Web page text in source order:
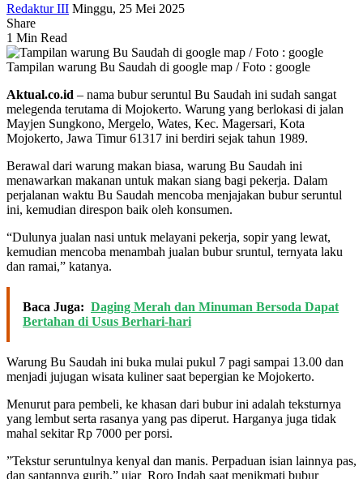
Redaktur III Minggu, 25 Mei 2025
Share
1 Min Read
Tampilan warung Bu Saudah di google map / Foto : google
Aktual.co.id – nama bubur seruntul Bu Saudah ini sudah sangat
melegenda terutama di Mojokerto. Warung yang berlokasi di jalan
Mayjen Sungkono, Mergelo, Wates, Kec. Magersari, Kota
Mojokerto, Jawa Timur 61317 ini berdiri sejak tahun 1989.
Berawal dari warung makan biasa, warung Bu Saudah ini
menawarkan makanan untuk makan siang bagi pekerja. Dalam
perjalanan waktu Bu Saudah mencoba menjajakan bubur seruntul
ini, kemudian direspon baik oleh konsumen.
“Dulunya jualan nasi untuk melayani pekerja, sopir yang lewat,
kemudian mencoba menambah jualan bubur sruntul, ternyata laku
dan ramai,” katanya.
Baca Juga: Daging Merah dan Minuman Bersoda Dapat
Bertahan di Usus Berhari-hari
Warung Bu Saudah ini buka mulai pukul 7 pagi sampai 13.00 dan
menjadi jujugan wisata kuliner saat bepergian ke Mojokerto.
Menurut para pembeli, ke khasan dari bubur ini adalah teksturnya
yang lembut serta rasanya yang pas diperut. Harganya juga tidak
mahal sekitar Rp 7000 per porsi.
”Tekstur seruntulnya kenyal dan manis. Perpaduan isian lainnya pas,
dan santannya gurih,” ujar Roro Indah saat menikmati bubur